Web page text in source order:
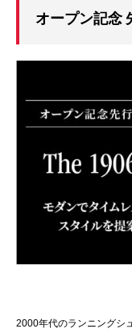
オープン記念
2000年代のランニングシ